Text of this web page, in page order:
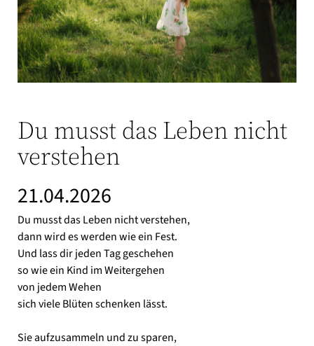
Du musst das Leben nicht
verstehen
21.04.2026
Du musst das Leben nicht verstehen,
dann wird es werden wie ein Fest.
Und lass dir jeden Tag geschehen
so wie ein Kind im Weitergehen
von jedem Wehen
sich viele Blüten schenken lässt.
Sie aufzusammeln und zu sparen,